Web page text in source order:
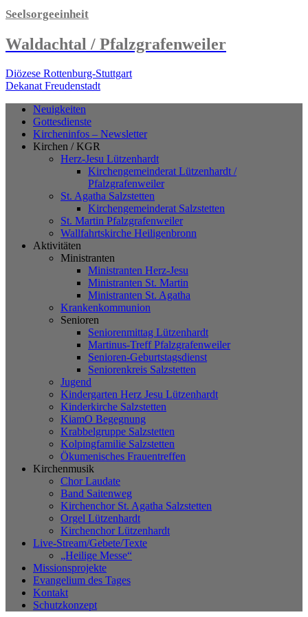
Seelsorgeeinheit
Waldachtal / Pfalzgrafenweiler
Diözese Rottenburg-Stuttgart
Dekanat Freudenstadt
Neuigkeiten
Gottesdienste
Kircheninfos – Newsletter
Kirchen / KGR
Herz-Jesu Lützenhardt
Kirchengemeinderat Lützenhardt /
Pfalzgrafenweiler
St. Agatha Salzstetten
Kirchengemeinderat Salzstetten
St. Martin Pfalzgrafenweiler
Wallfahrtskirche Heiligenbronn
Aktivitäten
Ministranten
Ministranten Herz-Jesu
Ministranten St. Martin
Ministranten St. Agatha
Krankenkommunion
Senioren
Seniorenmittag Lützenhardt
Martinus-Treff Pfalzgrafenweiler
Senioren-Geburtstagsdienst
Seniorenkreis Salzstetten
Jugend
Kindergarten Herz Jesu Lützenhardt
Kinderkirche Salzstetten
KiamO Begegnung
Krabbelgruppe Salzstetten
Kolpingfamilie Salzstetten
Ökumenisches Frauentreffen
Kirchenmusik
Chor Laudate
Band Saitenweg
Kirchenchor St. Agatha Salzstetten
Orgel Lützenhardt
Kirchenchor Lützenhardt
Live-Stream/Gebete/Texte
„Heilige Messe“
Missionsprojekte
Evangelium des Tages
Kontakt
Schutzkonzept